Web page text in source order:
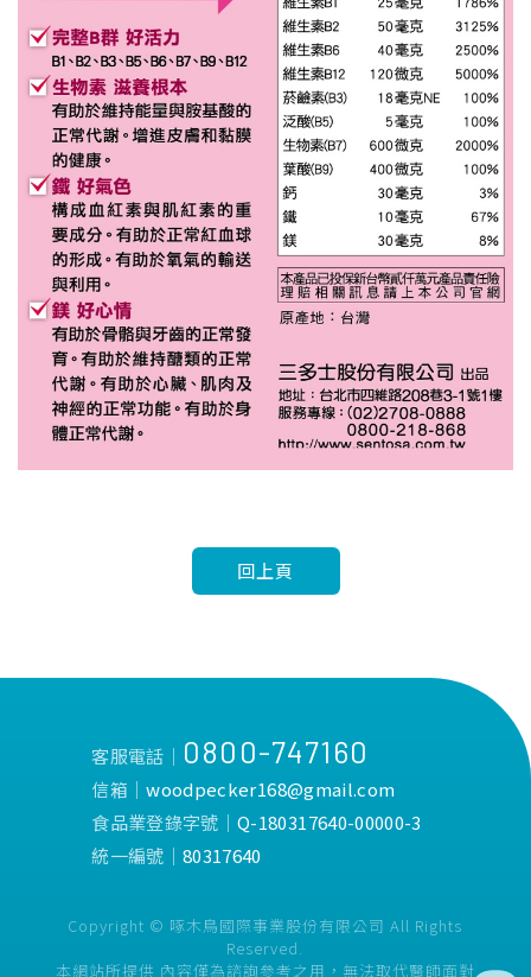
回上頁
客服電話│ 0800-747160
信箱│woodpecker168@gmail.com
食品業登錄字號│Q-180317640-00000-3
統一編號│80317640
Copyright © 啄木鳥國際事業股份有限公司 All Rights
Reserved.
本網站所提供 內容僅為諮詢參考之用，無法取代醫師面對